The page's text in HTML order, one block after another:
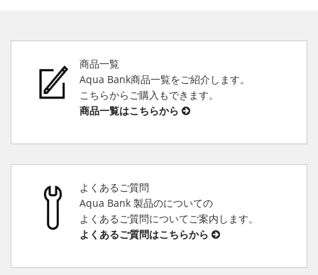
商品一覧
Aqua Bank商品一覧をご紹介します。
こちらからご購入もできます。
商品一覧はこちらから
よくあるご質問
Aqua Bank 製品のについての
よくあるご質問についてご案内します。
よくあるご質問はこちらから